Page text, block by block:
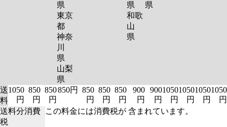
県
東京
都
神奈
川
県
山梨
県
県
和歌
山
県
県
送
料
1050
円
850
円
850
円
850円
850
円
850
円
850
円
900
円
900
円
1050
円
1050
円
1050
円
1050
円
送料分消費
税
この料金には消費税が 含まれています。